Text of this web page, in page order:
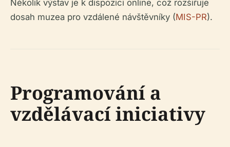
Několik výstav je k dispozici online, což rozšiřuje
dosah muzea pro vzdálené návštěvníky (MIS-PR).
Programování a
vzdělávací iniciativy